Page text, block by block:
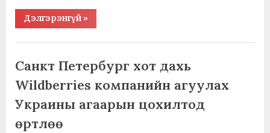
Дэлгэрэнгүй“Өмнөд
Солонгосын
SK
ерөнхийлөгчөөр
салсан
эхнэрт
нь
$644
саяын
хөрөнгө
»
,
Барилга, зам, дэд бүтэц, хот байгуулалт
Гэмт хэрэг, цагдаа, шүүх ,Нийгэм, иргэн, гэр бүл
Үл хөдлөх хөрөнгө, газар,Худалдаа, үзвэр, үйлчилгээ
Хууль, эрх зүй
Санкт Петербург хот дахь
Wildberries компанийн агуулах
Украины агаарын цохилтод
өртлөө